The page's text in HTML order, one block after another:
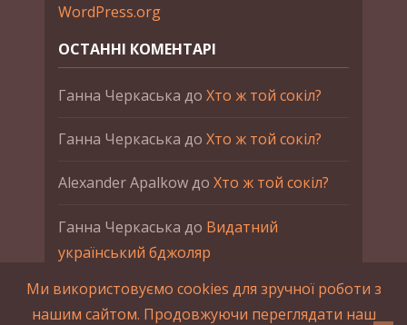
WordPress.org
ОСТАННІ КОМЕНТАРІ
Ганна Черкаська до Хто ж той сокіл?
Ганна Черкаська до Хто ж той сокіл?
Alexander Apalkowдо Хто ж той сокіл?
Ганна Черкаська до Видатний
український бджоляр
Ганна ЧеркаськадоПетро Франко
Ми використовуємо cookies для зручної роботи з
нашим сайтом. Продовжуючи переглядати наш